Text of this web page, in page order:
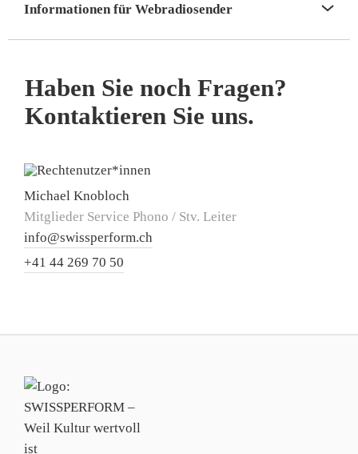
Informationen für Webradiosender
Haben Sie noch Fragen?
Kontaktieren Sie uns.
Michael Knobloch
Mitglieder Service Phono / Stv. Leiter
info@swissperform.ch
+41 44 269 70 50